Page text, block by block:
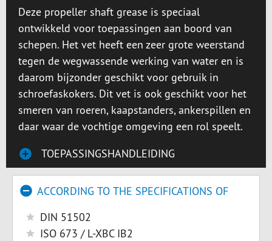
Deze propeller shaft grease is speciaal
ontwikkeld voor toepassingen aan boord van
schepen. Het vet heeft een zeer grote weerstand
tegen de wegwassende werking van water en is
daarom bijzonder geschikt voor gebruik in
schroefaskokers. Dit vet is ook geschikt voor het
smeren van roeren, kaapstanders, ankerspillen en
daar waar de vochtige omgeving een rol speelt.
TOEPASSINGSHANDLEIDING
ACCORDING TO THE SPECIFICATIONS OF
DIN 51502
ISO 673 / L-XBC IB2